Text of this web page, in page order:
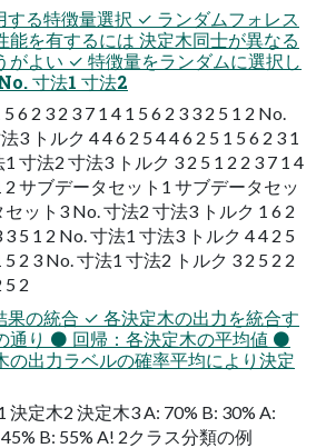
する特徴量選択 ✓ ランダムフォレス
能を有するには 決定木同士が異なる
がよい ✓ 特徴量をランダムに選択し
寸法1 寸法2
6 2 3 2 3 7 1 4 1 5 6 2 3 3 2 5 1 2 No.
3 トルク 4 4 6 2 5 4 4 6 2 5 1 5 6 2 3 1
1 寸法2 寸法3 トルク 3 2 5 1 2 2 3 7 1 4
2 サブデータセット1 サブデータセッ
セット3 No. 寸法2 寸法3 トルク 1 6 2
3 5 1 2 No. 寸法1 寸法3 トルク 4 4 2 5
5 2 3 No. 寸法1 寸法2 トルク 3 2 5 2 2
5 2
果の統合 ✓ 各決定木の出力を統合す
通り ⚫ 回帰：各決定木の平均値 ⚫
の出力ラベルの確率平均により決定
決定木2 決定木3 A: 70% B: 30% A:
B: 55% A! 2クラス分類の例